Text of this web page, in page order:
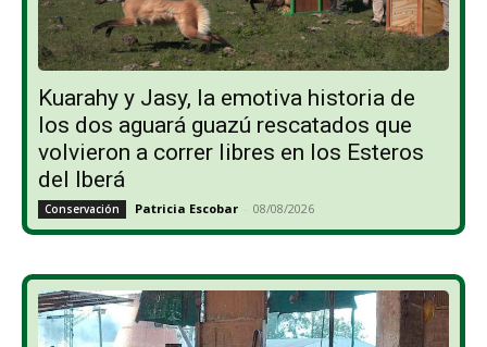
Kuarahy y Jasy, la emotiva historia de
los dos aguará guazú rescatados que
volvieron a correr libres en los Esteros
del Iberá
Conservación Patricia Escobar - 08/08/2026